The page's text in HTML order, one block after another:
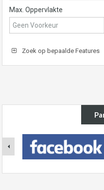
Max. Oppervlakte
Zoek op bepaalde Features